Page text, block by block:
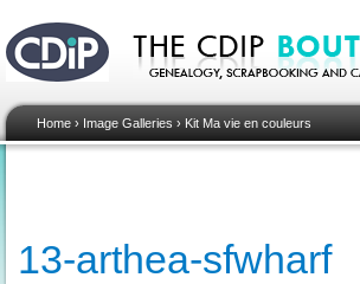
Home › Image Galleries › Kit Ma vie en couleurs
13-arthea-sfwharf